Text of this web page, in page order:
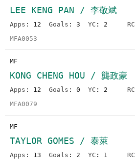
LEE KENG PAN / 李敬斌
Apps : 12 Goals : 3 YC : 2 RC
MFA0053
MF
KONG CHENG HOU / 龔政豪
Apps : 12 Goals : 0 YC : 2 RC
MFA0079
MF
TAYLOR GOMES / 泰萊
Apps : 13 Goals : 2 YC : 1 RC